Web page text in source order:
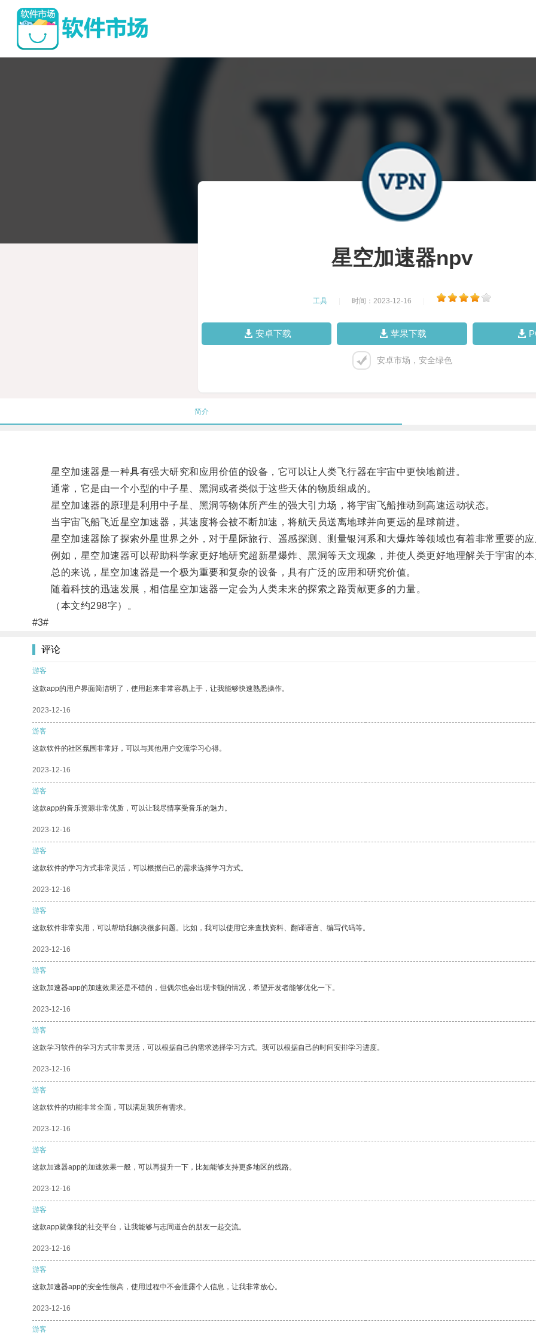
星空加速器npv
工具 时间：2023-12-16
安卓下载 苹果下载
安卓市场，安全绿色
简介
星空加速器是一种具有强大研究和应用价值的设备，它可以让人类飞行器在宇宙中更快地前进。
通常，它是由一个小型的中子星、黑洞或者类似于这些天体的物质组成的。
星空加速器的原理是利用中子星、黑洞等物体所产生的强大引力场，将宇宙飞船推动到高速运动状态。
当宇宙飞船飞近星空加速器，其速度将会被不断加速，将航天员送离地球并向更远的星球前进。
星空加速器除了探索外星世界之外，对于星际旅行、遥感探测、测量银河系和大爆炸等领域也有着非常重要的应
例如，星空加速器可以帮助科学家更好地研究超新星爆炸、黑洞等天文现象，并使人类更好地理解关于宇宙的本
总的来说，星空加速器是一个极为重要和复杂的设备，具有广泛的应用和研究价值。
随着科技的迅速发展，相信星空加速器一定会为人类未来的探索之路贡献更多的力量。
（本文约298字）。
#3#
评论
游客
这款app的用户界面简洁明了，使用起来非常容易上手，让我能够快速熟悉操作。
2023-12-16
游客
这款软件的社区氛围非常好，可以与其他用户交流学习心得。
2023-12-16
游客
这款app的音乐资源非常优质，可以让我尽情享受音乐的魅力。
2023-12-16
游客
这款软件的学习方式非常灵活，可以根据自己的需求选择学习方式。
2023-12-16
游客
这款软件非常实用，可以帮助我解决很多问题。比如，我可以使用它来查找资料、翻译语言、编写代码等。
2023-12-16
游客
这款加速器app的加速效果还是不错的，但偶尔也会出现卡顿的情况，希望开发者能够优化一下。
2023-12-16
游客
这款学习软件的学习方式非常灵活，可以根据自己的需求选择学习方式。我可以根据自己的时间安排学习进度。
2023-12-16
游客
这款软件的功能非常全面，可以满足我所有需求。
2023-12-16
游客
这款加速器app的加速效果一般，可以再提升一下，比如能够支持更多地区的线路。
2023-12-16
游客
这款app就像我的社交平台，让我能够与志同道合的朋友一起交流。
2023-12-16
游客
这款加速器app的安全性很高，使用过程中不会泄露个人信息，让我非常放心。
2023-12-16
游客